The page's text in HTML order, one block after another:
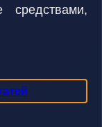
средствами,